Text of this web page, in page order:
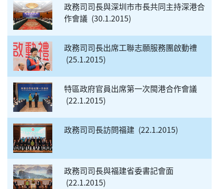
政務司司長與深圳市市長共同主持深港合
作會議 30.1.2015
政務司司長出席工聯志願服務團啟動禮
25.1.2015
特區政府官員出席第一次閩港合作會議
22.1.2015
政務司司長訪問福建 22.1.2015
政務司司長與福建省委書記會面
22.1.2015